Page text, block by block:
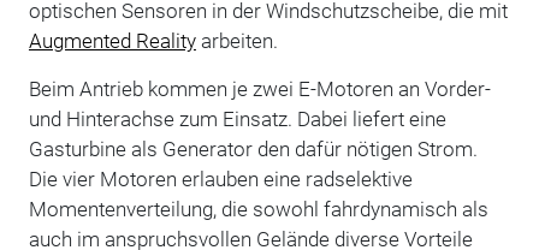
optischen Sensoren in der Windschutzscheibe, die mit
Augmented Realityarbeiten.
Beim Antrieb kommen je zwei E-Motoren an Vorder-
und Hinterachse zum Einsatz. Dabei liefert eine
Gasturbine als Generator den dafür nötigen Strom.
Die vier Motoren erlauben eine radselektive
Momentenverteilung, die sowohl fahrdynamisch als
auch im anspruchsvollen Gelände diverse Vorteile